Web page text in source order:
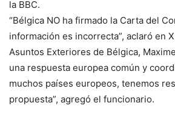
la BBC.
“Bélgica NO ha firmado la Carta del
información es incorrecta”, aclaró en
Asuntos Exteriores de Bélgica,
una respuesta europea común y
muchos países europeos, tenemos
propuesta”, agregó el funcionario.